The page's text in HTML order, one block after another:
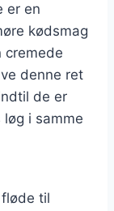
er en
kødsmag
cremede
denne ret
de er
i samme
til